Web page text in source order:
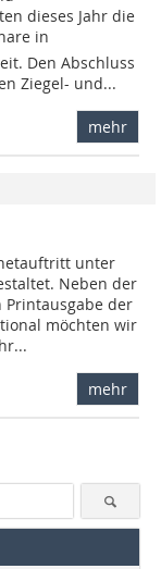
dieses Jahr die
in
Den Abschluss
Ziegel- und...
mehr
unter
Neben der
der
möchten wir
mehr